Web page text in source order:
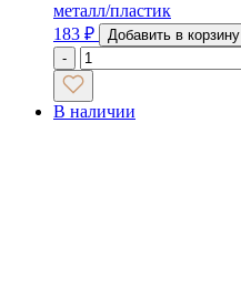
металл/пластик
183 ₽
Добавить в корзину
-
В наличии